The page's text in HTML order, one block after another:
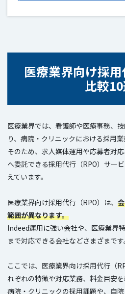
医療業界向け採用
比較
医療業界では、看護師や医療事務、
り、病院・クリニックにおける採用
そのため、求人媒体運用や応募者対
へ委託できる採用代行（RPO）サー
えています。
医療業界向け採用代行（RPO）は、
範囲が異なります。
Indeed運用に強い会社や、医療業界
まで対応できる会社などさまざまです
ここでは、医療業界向け採用代行（
れぞれの特徴や対応業務、料金目安を
病院・クリニックの採用課題や、自